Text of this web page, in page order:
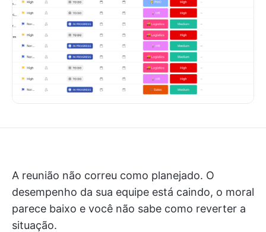
A reunião não correu como planejado. O
desempenho da sua equipe está caindo, o moral
parece baixo e você não sabe como reverter a
situação.